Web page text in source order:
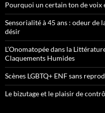
Pourquoi un certain ton de voix
Sensorialité à 45 ans : odeur de
désir
L’Onomatopée dans la
Claquements Humides
Scènes LGBTQ+ ENF sans
Le bizutage et le plaisir de